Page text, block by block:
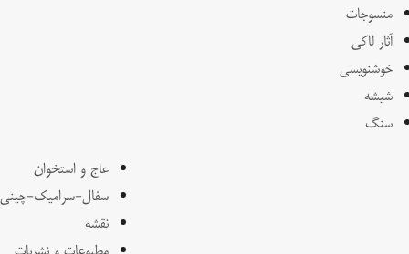
منسوجات
آثار لاکی
خوشنویسی
شیشه
سنگ
عاج و استخوان
سفال-سرامیک-چینی
نقشه